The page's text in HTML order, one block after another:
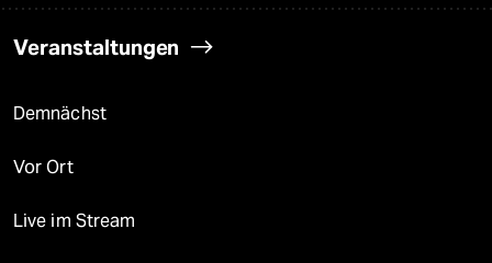
Veranstaltungen
Demnächst
Vor Ort
Live im Stream